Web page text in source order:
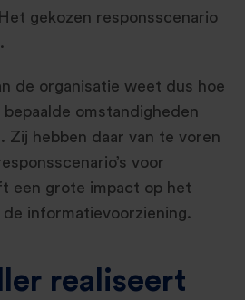
Het gekozen responsscenario
de organisatie weet dus hoe
omstandigheden
Zij hebben daar van te voren
voor
een grote impact op het
informatievoorziening.
realiseert